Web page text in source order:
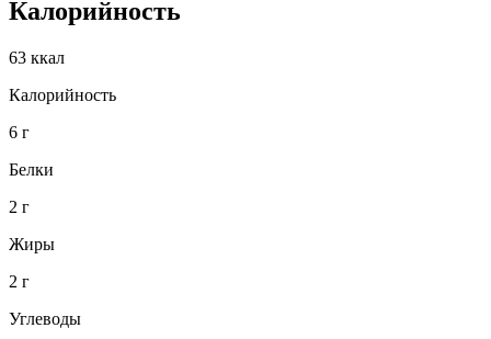
Калорийность
63 ккал
Калорийность
6 г
Белки
2 г
Жиры
2 г
Углеводы